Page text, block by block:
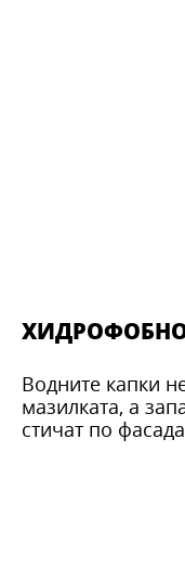
Водните капки
мазилката, а
стичат по